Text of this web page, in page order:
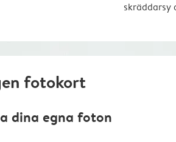
skräddarsy
fotokort
dina egna foton